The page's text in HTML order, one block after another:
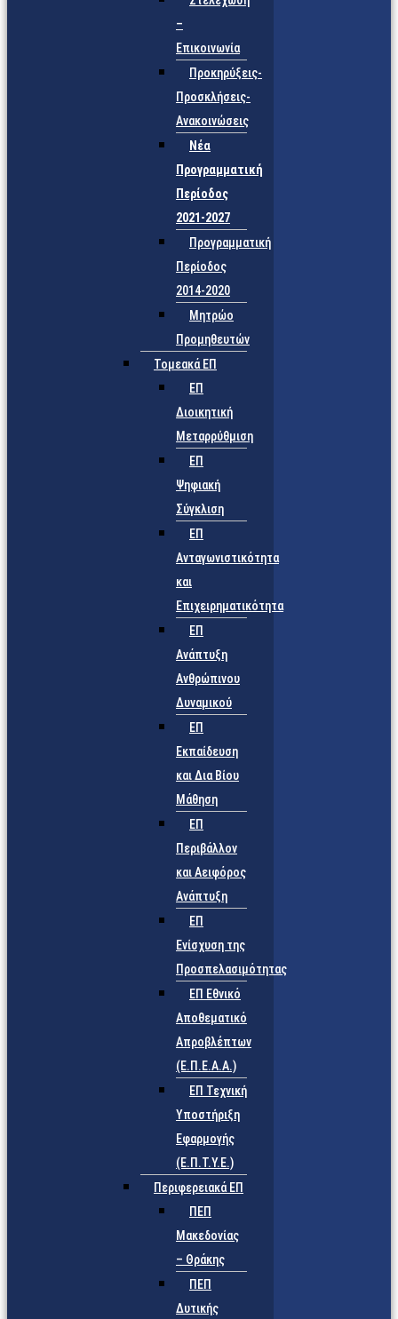
–
Επικοινωνία
Προκηρύξεις-
Προσκλήσεις-
Ανακοινώσεις
Νέα
Προγραμματική
Περίοδος
2021-2027
Προγραμματική
Περίοδος
2014-2020
Μητρώο
Προμηθευτών
Τομεακά ΕΠ
ΕΠ
Διοικητική
Μεταρρύθμιση
ΕΠ
Ψηφιακή
Σύγκλιση
ΕΠ
Ανταγωνιστικότητα
και
Επιχειρηματικότητα
ΕΠ
Ανάπτυξη
Ανθρώπινου
Δυναμικού
ΕΠ
Εκπαίδευση
και Δια Βίου
Μάθηση
ΕΠ
Περιβάλλον
και Αειφόρος
Ανάπτυξη
ΕΠ
Ενίσχυση της
Προσπελασιμότητας
ΕΠ Εθνικό
Αποθεματικό
Απροβλέπτων
(Ε.Π.Ε.Α.Α.)
ΕΠ Τεχνική
Υποστήριξη
Εφαρμογής
(Ε.Π.Τ.Υ.Ε.)
Περιφερειακά ΕΠ
ΠΕΠ
Μακεδονίας
– Θράκης
ΠΕΠ
Δυτικής